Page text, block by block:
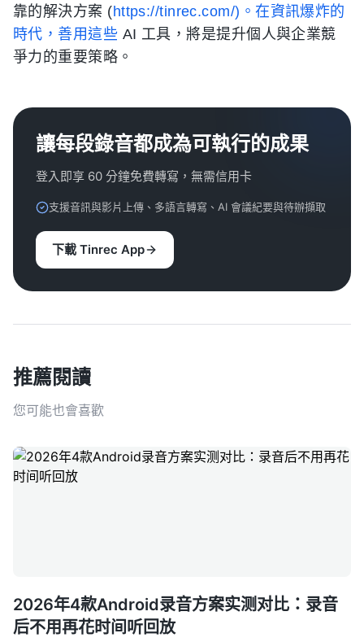
靠的解決方案 (https://tinrec.com/)。在資訊爆炸的
時代，善用這些 AI 工具，將是提升個人與企業競
爭力的重要策略。
讓每段錄音都成為可執行的成果
登入即享 60 分鐘免費轉寫，無需信用卡
支援音訊與影片上傳、多語言轉寫、AI 會議紀要與待辦擷取
下載 Tinrec App
推薦閱讀
您可能也會喜歡
2026年4款Android录音方案实测对比：录音
后不用再花时间听回放